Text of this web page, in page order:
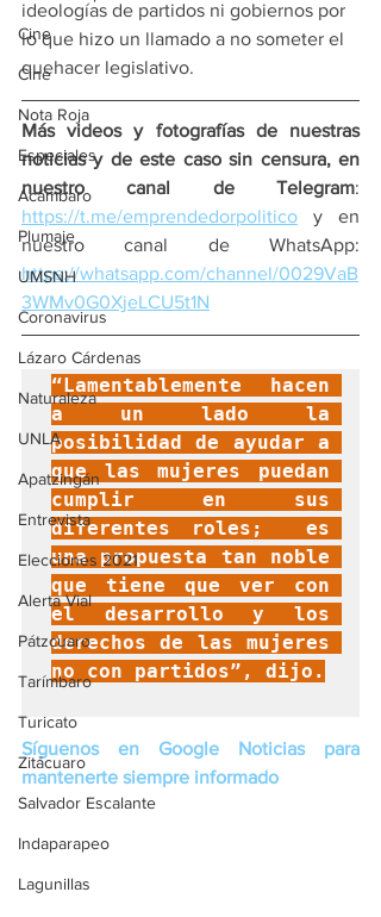
Cine
Cine
Nota Roja
Especiales
Acámbaro
Plumaje
UMSNH
Coronavirus
Lázaro Cárdenas
Naturaleza
UNLA
Apatzingán
Entrevista
Elecciones 2021
Alerta Vial
Pátzcuaro
Tarímbaro
Turicato
Zitácuaro
Salvador Escalante
Indaparapeo
Lagunillas
ideologías de partidos ni gobiernos por
lo que hizo un llamado a no someter el
quehacer legislativo.
Más videos y fotografías de nuestras
noticias y de este caso sin censura, en
nuestro canal de Telegram
https://t.me/emprendedorpolitico y en
https://whatsapp.com/channel/0029VaB
3WMv0G0XjeLCU5t1N
“Lamentablemente hacen
a un lado la
posibilidad de ayudar a
que las mujeres puedan
cumplir en sus
diferentes roles;  es
una propuesta tan noble
que tiene que ver con
el desarrollo y los
derechos de las mujeres
no con partidos”, dijo.
Síguenos en Google Noticias para
mantenerte siempre informado